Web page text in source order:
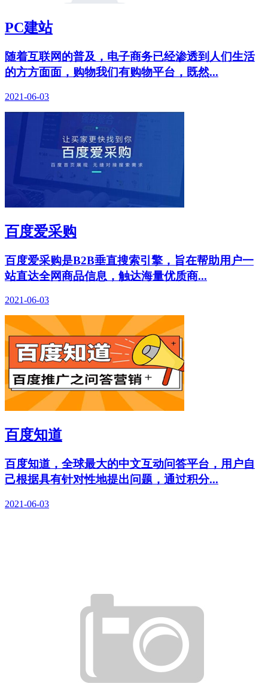
PC建站
随着互联网的普及，电子商务已经渗透到人们生活
的方方面面，购物我们有购物平台，既然...
2021-06-03
百度爱采购
百度爱采购是B2B垂直搜索引擎，旨在帮助用户一
站直达全网商品信息，触达海量优质商...
2021-06-03
百度知道
百度知道，全球最大的中文互动问答平台，用户自
己根据具有针对性地提出问题，通过积分...
2021-06-03